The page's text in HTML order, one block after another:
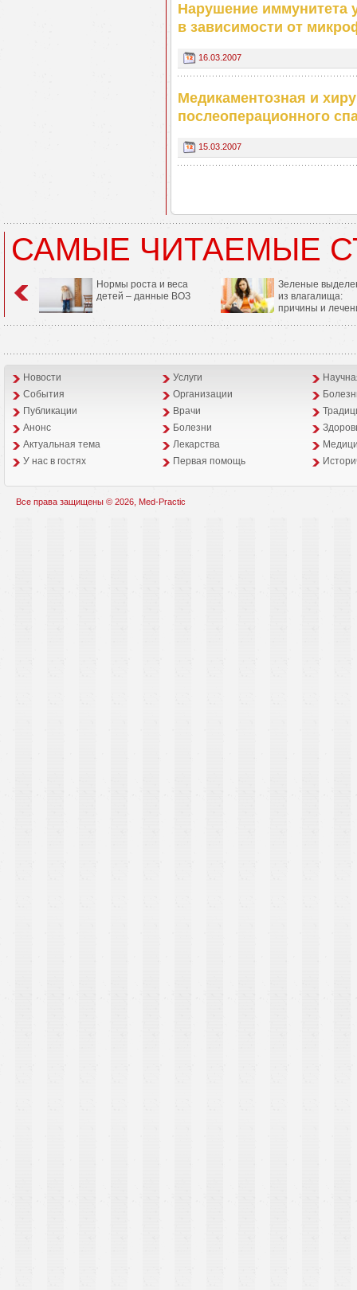
Нарушение иммунитета
в зависимости от
16.03.2007
Медикаментозная и
послеоперационного
15.03.2007
САМЫЕ ЧИТАЕМЫЕ
Нормы роста и веса
детей – данные ВОЗ
Зеленые
из влагалища:
причины и
Новости Услуги
События
Организации
Публикации
Врачи
Анонс
Болезни
Aктуальная тема
Лекарства
У нас в гостях
Первая помощь
Все права защищены © 2026, Med-Practic